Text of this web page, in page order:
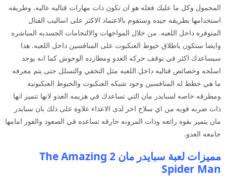
المحمول وكل ما عليك فعله هو ان تكون ذات مهارات قتاليه عاليه. وطريقه
استخدامها بطريقه جيده وستقوم بالاعتماد الاكثر على اساليب القتال
المتوفره داخل اللعبه. من خلال المواجهات والالتحامات الجسديه المباشره
وايضا ستكون باطلاق خيوط العنكبوت على المنافسين داخل اللعبه. هذا
سيساعدك اكثر في توقف حركه العدو ومطارده الوحوش كما انه يوجد
اسلحه وخصائص قتاليه داخل اللعبه مثل التخفي والتسلل حتى يتم معرفه
ما هي خطط له المنافسين وجود شبكه العنكبوت والخيوط العنكبوتيه
ومطرقه خاصه لسبايدر مان التي تساعدك في هزيمه العدو لانها تتميز انها
ذات ضربه قويه من اي سلاح اخر لدى الاعداء علاوة على ذلك بان سبايدر
مان يتميز بقوه رائعه وذات المرونه خارقه تساعده في الصعود والفوز امامها
جامعه العدو.
مميزات لعبة سبايدر مان 2 The Amazing
Spider Man